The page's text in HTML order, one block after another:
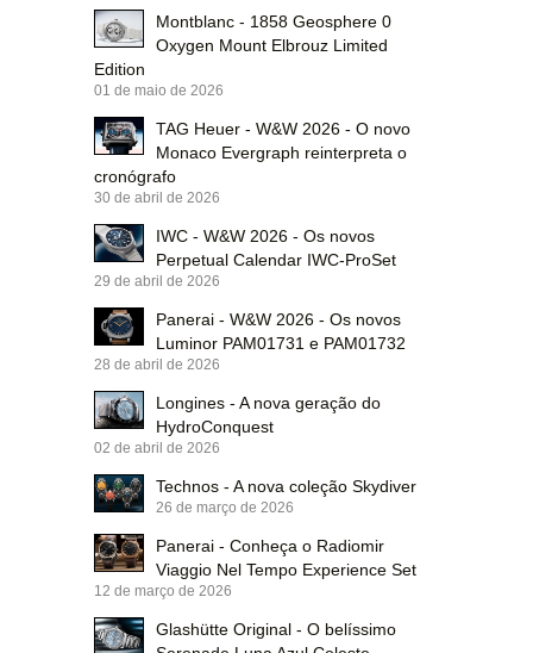
Montblanc - 1858 Geosphere 0
Oxygen Mount Elbrouz Limited
Edition
01 de maio de 2026
TAG Heuer - W&W 2026 - O novo
Monaco Evergraph reinterpreta o
cronógrafo
30 de abril de 2026
IWC - W&W 2026 - Os novos
Perpetual Calendar IWC-ProSet
29 de abril de 2026
Panerai - W&W 2026 - Os novos
Luminor PAM01731 e PAM01732
28 de abril de 2026
Longines - A nova geração do
HydroConquest
02 de abril de 2026
Technos - A nova coleção Skydiver
26 de março de 2026
Panerai - Conheça o Radiomir
Viaggio Nel Tempo Experience Set
12 de março de 2026
Glashütte Original - O belíssimo